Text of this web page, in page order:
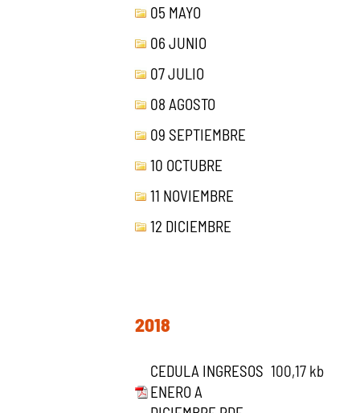
05 MAYO
06 JUNIO
07 JULIO
08 AGOSTO
09 SEPTIEMBRE
10 OCTUBRE
11 NOVIEMBRE
12 DICIEMBRE
2018
CEDULA INGRESOS
ENERO A
100,17 kb